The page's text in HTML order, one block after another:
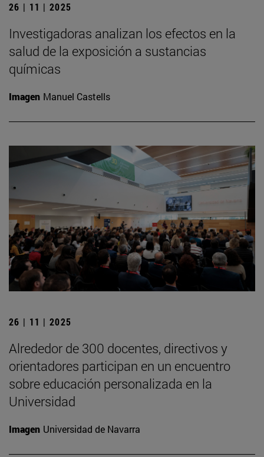
26 | 11 | 2025
Investigadoras analizan los efectos en la
salud de la exposición a sustancias
químicas
Imagen Manuel Castells
26 | 11 | 2025
Alrededor de 300 docentes, directivos y
orientadores participan en un encuentro
sobre educación personalizada en la
Universidad
Imagen Universidad de Navarra